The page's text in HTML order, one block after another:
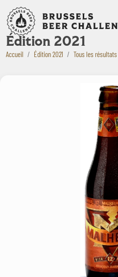
Édition 2021
Accueil Édition 2021 Tous les résultats